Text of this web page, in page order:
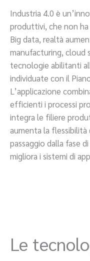
Industria 4.0 è
produttivi, che non
Big data, realtà
manufacturing, cloud
tecnologie abilitanti
individuate con il
L’applicazione
efficienti i processi
integra le filiere
aumenta la
passaggio dalla fase
migliora i sistemi di
Le